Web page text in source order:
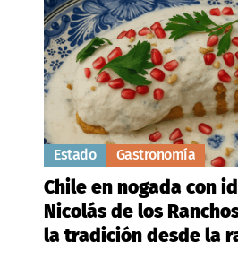
Estado Gastronomía
Chile en nogada con
Nicolás de los
la tradición desde la